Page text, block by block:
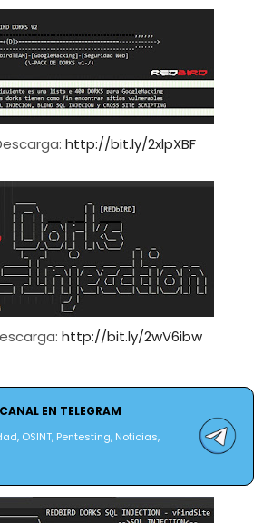
http://bit.ly/2xlpXBF
http://bit.ly/2wV6ibw
EN TELEGRAM
OSINT, Pentesting, Noticias,